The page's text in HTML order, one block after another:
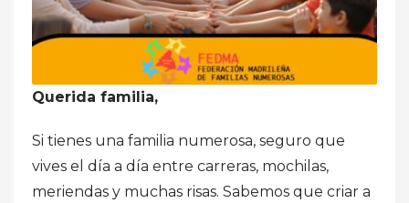
Querida familia,
Si tienes una familia numerosa, seguro que
vives el día a día entre carreras, mochilas,
meriendas y muchas risas. Sabemos que criar a